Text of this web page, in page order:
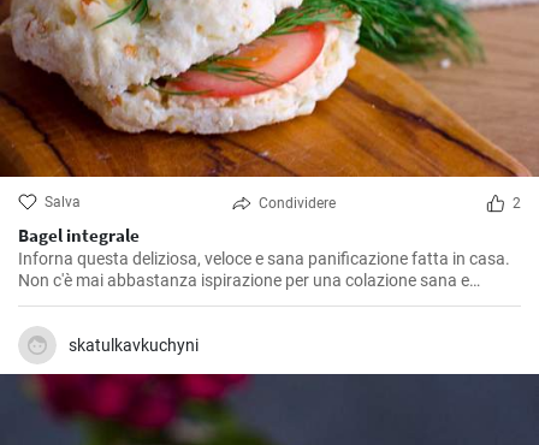
Salva Condividere 2
Bagel integrale
Inforna questa deliziosa, veloce e sana panificazione fatta in casa.
Non c'è mai abbastanza ispirazione per una colazione sana e
gustosa.
skatulkavkuchyni